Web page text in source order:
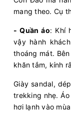
mang theo. Cụ
- Quần áo: Khí
vậy hành
thoáng mát.
khăn tắm, kính
Giày sandal,
trekking nhẹ.
hơi lạnh vào